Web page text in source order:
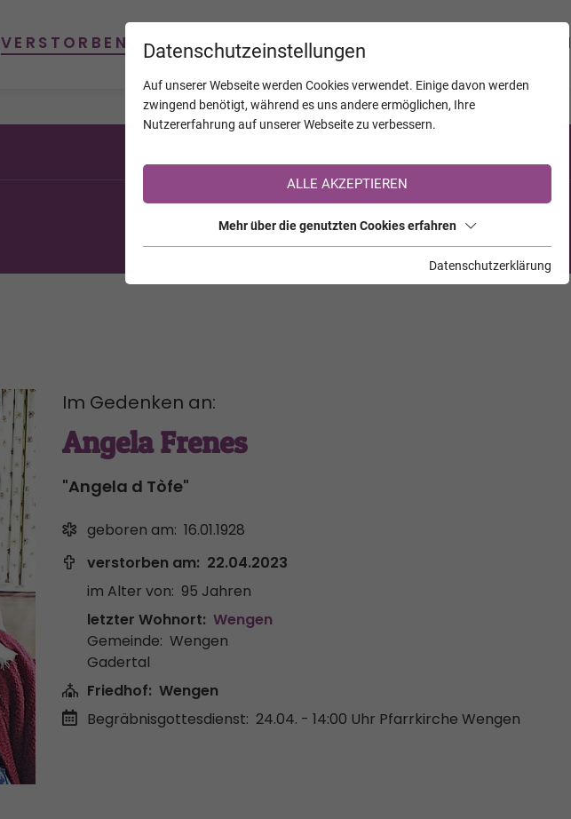
Sie sind noch nicht auf TrauerHilfe.it registriert?
>> zur kostenlosen Registrierung <<
Im Gedenken an:
Angela Frenes
"Angela d Tòfe"
geboren am: 16.01.1928
verstorben am: 22.04.2023
im Alter von: 95 Jahren
letzter Wohnort: Wengen
Gemeinde: Wengen
Gadertal
Friedhof: Wengen
Begräbnisgottesdienst: 24.04. - 14:00 Uhr Pfarrkirche Wengen
Datenschutzeinstellungen
Auf unserer Webseite werden Cookies verwendet. Einige davon werden
zwingend benötigt, während es uns andere ermöglichen, Ihre
Nutzererfahrung auf unserer Webseite zu verbessern.
ALLE AKZEPTIEREN
Mehr über die genutzten Cookies erfahren
Datenschutzerklärung
VERSTORBENE KALENDER JAHRESTAGE UNTERNEHMEN